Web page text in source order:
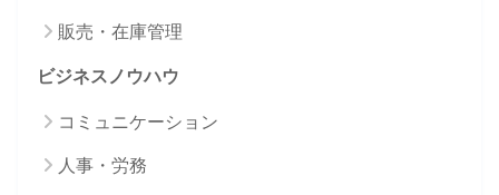
販売・在庫管理
ビジネスノウハウ
コミュニケーション
人事・労務